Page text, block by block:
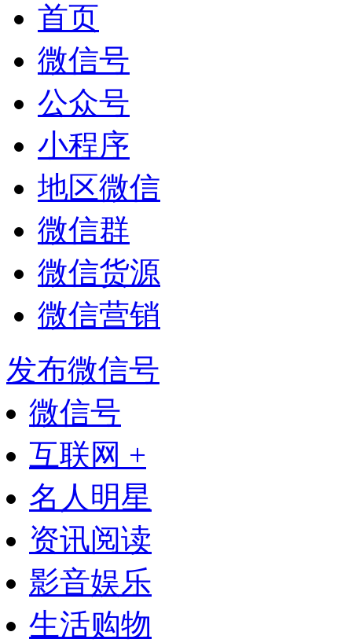
首页
微信号
公众号
小程序
地区微信
微信群
微信货源
微信营销
发布微信号
微信号
互联网 +
名人明星
资讯阅读
影音娱乐
生活购物